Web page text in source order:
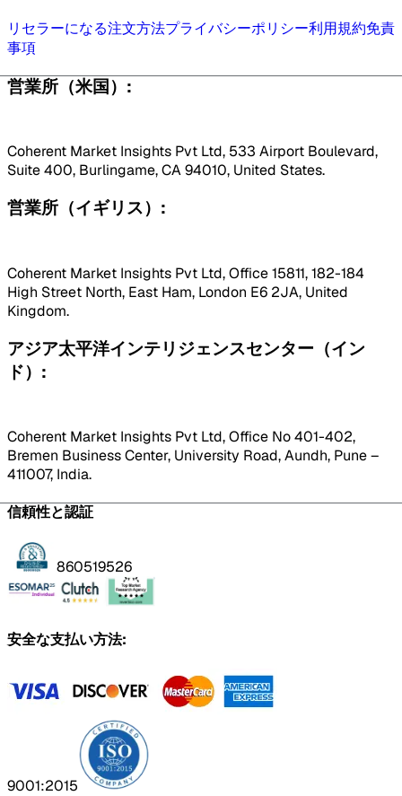
リセラーになる注文方法プライバシーポリシー利用規約免責
事項
営業所（米国）:
Coherent Market Insights Pvt Ltd, 533 Airport Boulevard,
Suite 400, Burlingame, CA 94010, United States.
営業所（イギリス）:
Coherent Market Insights Pvt Ltd, Office 15811, 182-184
High Street North, East Ham, London E6 2JA, United
Kingdom.
アジア太平洋インテリジェンスセンター（イン
ド）:
Coherent Market Insights Pvt Ltd, Office No 401-402,
Bremen Business Center, University Road, Aundh, Pune –
411007, India.
信頼性と認証
860519526
安全な支払い方法:
9001:2015